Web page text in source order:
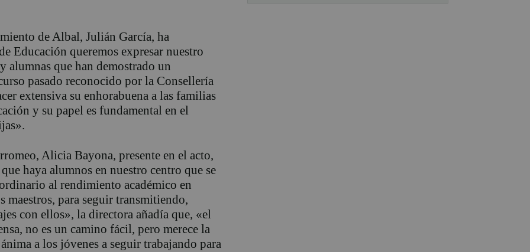
de Albal, Julián García, ha
Educación queremos expresar nuestro
alumnas que han demostrado un
pasado reconocido por la Consellería
extensiva su enhorabuena a las familias
y su papel es fundamental en el
Alicia Bayona, presente en el acto,
haya alumnos en nuestro centro que se
al rendimiento académico en
maestros, para seguir transmitiendo,
con ellos», la directora añadía que, «el
no es un camino fácil, pero merece la
a los jóvenes a seguir trabajando para